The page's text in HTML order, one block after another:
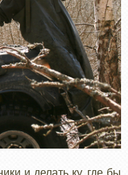
и делать ку, где бы